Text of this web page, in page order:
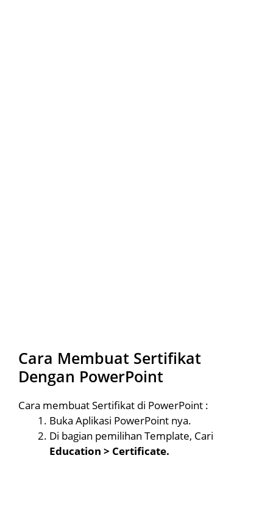
Cara Membuat Sertifikat
Dengan PowerPoint
Cara membuat Sertifikat di PowerPoint :
Buka Aplikasi PowerPoint nya.
Di bagian pemilihan Template, Cari
Education > Certificate.